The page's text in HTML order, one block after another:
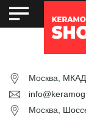
Москва,
Москва,